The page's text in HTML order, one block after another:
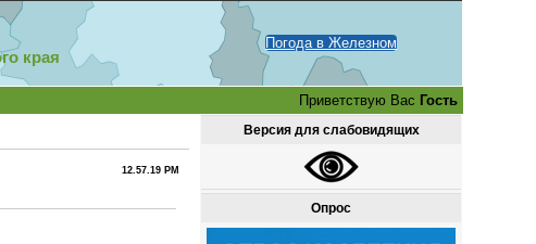
края
Погода в Железном
Приветствую Вас Гость
12.57.19 PM
Версия для слабовидящих
Опрос